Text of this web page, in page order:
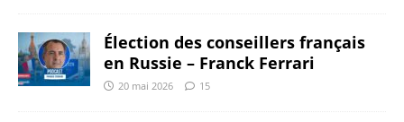
Élection des conseillers français
en Russie – Franck Ferrari
20 mai 2026 15